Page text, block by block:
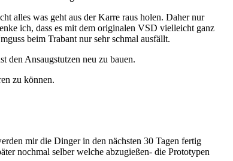
alles was geht aus der Karre raus holen. Daher nur
ich, dass es mit dem originalen VSD vielleicht ganz
beim Trabant nur sehr schmal ausfällt.
den Ansaugstutzen neu zu bauen.
zu können.
mir die Dinger in den nächsten 30 Tagen fertig
nochmal selber welche abzugießen- die Prototypen